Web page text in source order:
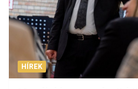
HÍREK